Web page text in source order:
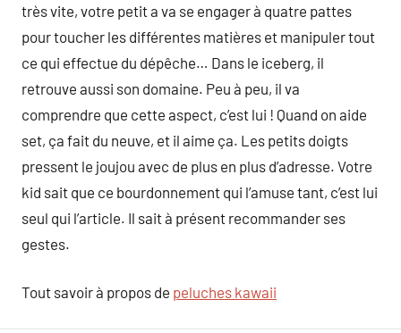
très vite, votre petit a va se engager à quatre pattes
pour toucher les différentes matières et manipuler tout
ce qui effectue du dépêche… Dans le iceberg, il
retrouve aussi son domaine. Peu à peu, il va
comprendre que cette aspect, c’est lui ! Quand on aide
set, ça fait du neuve, et il aime ça. Les petits doigts
pressent le joujou avec de plus en plus d’adresse. Votre
kid sait que ce bourdonnement qui l’amuse tant, c’est lui
seul qui l’article. Il sait à présent recommander ses
gestes.
Tout savoir à propos de peluches kawaii